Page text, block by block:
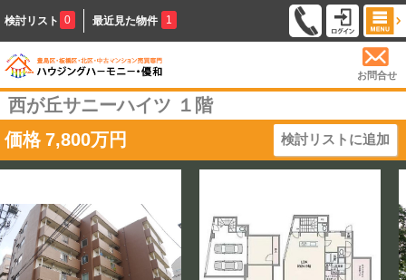
検討リスト 0 最近見た物件 1
お問合せ
西が丘サニーハイツ １階
価格 7,800万円 検討リストに追加